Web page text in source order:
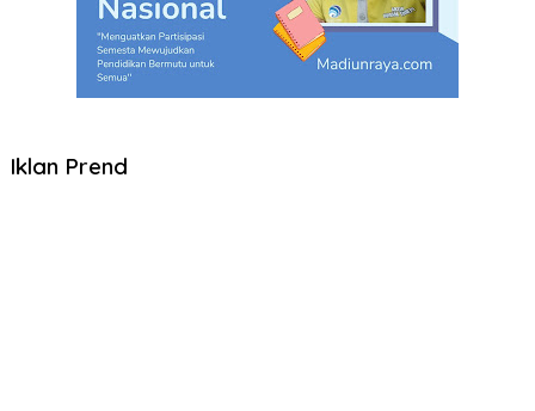
Iklan Prend